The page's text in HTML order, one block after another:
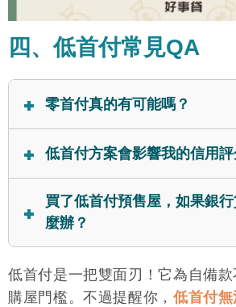
四、低首付常見QA
零首付真的有可能嗎？
市場上確實有這類型方案，不過卻隱
款出現問題，就會面臨違約的風險。
低首付方案會影響我的信用評
單純的低首付方案不會影響信用評
了信用貸款，就會被視為新增負債，
嚴重損害信用評分。
買了低首付預售屋，如果銀
麼辦？
可以考慮與建商協商將差額分期支
司貸款（需注意高利率）、自行申
低首付是一把雙面刃！它為自備
購屋門檻。不過提醒你， 低首付